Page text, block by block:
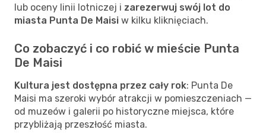
lub oceny linii lotniczej i zarezerwuj swój lot do
miasta Punta De Maisi w kilku kliknięciach.
Co zobaczyć i co robić w mieście Punta
De Maisi
Kultura jest dostępna przez cały rok: Punta De
Maisi ma szeroki wybór atrakcji w pomieszczeniach —
od muzeów i galerii po historyczne miejsca, które
przybliżają przeszłość miasta.